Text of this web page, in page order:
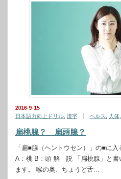
2016-9-15
日本語力向上ドリル 漢字 ヘルス 人体
扁桃腺？ 扁頭腺？
「扁■腺（ヘントウセン）」の■に
A：桃 B：頭 解 説 「扁桃腺」と書
ます。 喉の奥、ちょうど舌…